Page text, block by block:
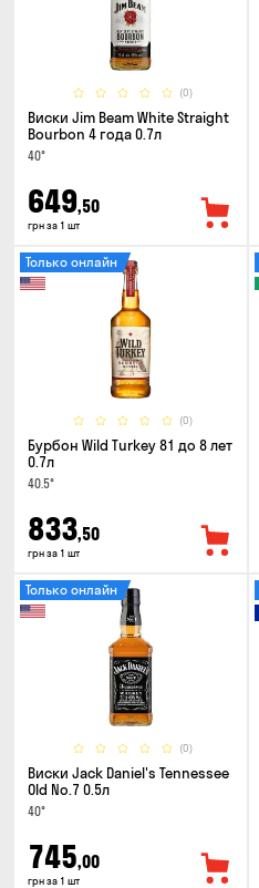
(0)
Виски Jim Beam White Straight
Bourbon 4 года 0.7л
40°
649,50
грн за 1 шт
(0)
Только онлайн
Бурбон Wild Turkey 81 до 8 лет
0.7л
40.5°
833,50
грн за 1 шт
(0)
Только онлайн
Виски Jack Daniel's Tennessee
Old No.7 0.5л
40°
745,00
грн за 1 шт